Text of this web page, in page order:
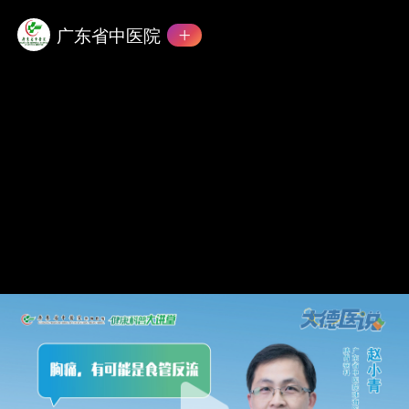
广东省中医院